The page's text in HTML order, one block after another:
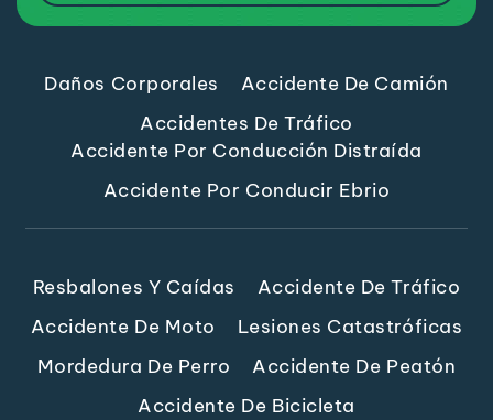
Daños Corporales
Accidente De Camión
Accidentes De Tráfico
Accidente Por Conducción Distraída
Accidente Por Conducir Ebrio
Resbalones Y Caídas
Accidente De Tráfico
Accidente De Moto
Lesiones Catastróficas
Mordedura De Perro
Accidente De Peatón
Accidente De Bicicleta